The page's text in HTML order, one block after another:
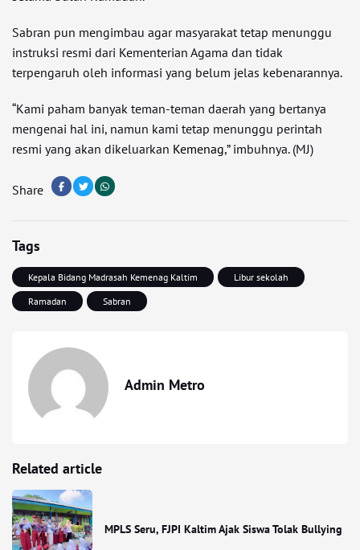
Sabran pun mengimbau agar masyarakat tetap menunggu
instruksi resmi dari Kementerian Agama dan tidak
terpengaruh oleh informasi yang belum jelas kebenarannya.
“Kami paham banyak teman-teman daerah yang bertanya
mengenai hal ini, namun kami tetap menunggu perintah
resmi yang akan dikeluarkan Kemenag,” imbuhnya. (MJ)
Share
Tags
Kepala Bidang Madrasah Kemenag Kaltim
Libur sekolah
Ramadan
Sabran
Admin Metro
Related article
MPLS Seru, FJPI Kaltim Ajak Siswa Tolak Bullying